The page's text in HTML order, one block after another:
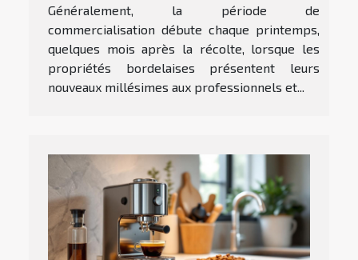
Généralement, la période de
commercialisation débute chaque printemps,
quelques mois après la récolte, lorsque les
propriétés bordelaises présentent leurs
nouveaux millésimes aux professionnels et...